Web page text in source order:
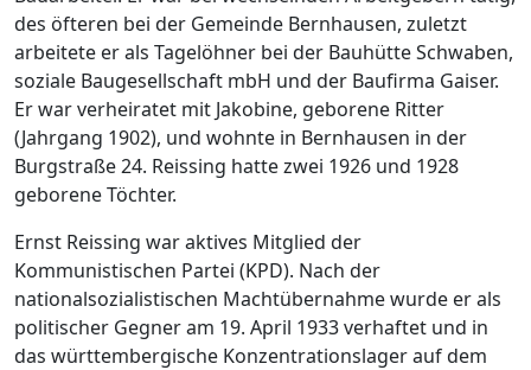
des öfteren bei der Gemeinde Bernhausen, zuletzt
arbeitete er als Tagelöhner bei der Bauhütte Schwaben,
soziale Baugesellschaft mbH und der Baufirma Gaiser.
Er war verheiratet mit Jakobine, geborene Ritter
(Jahrgang 1902), und wohnte in Bernhausen in der
Burgstraße 24. Reissing hatte zwei 1926 und 1928
geborene Töchter.
Ernst Reissing war aktives Mitglied der
Kommunistischen Partei (KPD). Nach der
nationalsozialistischen Machtübernahme wurde er als
politischer Gegner am 19. April 1933 verhaftet und in
das württembergische Konzentrationslager auf dem